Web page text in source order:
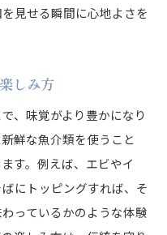
見せる瞬間に心地よさを
しみ方
、味覚がより豊かになり
鮮な魚介類を使うこと
す。例えば、エビやイ
にトッピングすれば、そ
っているかのような体験